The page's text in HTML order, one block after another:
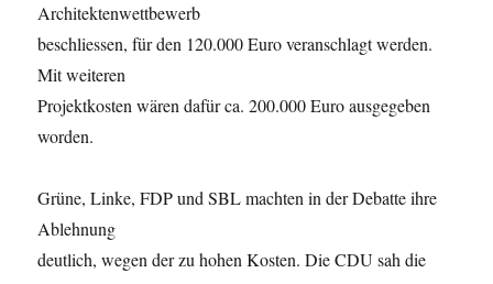
Architektenwettbewerb
beschliessen, für den 120.000 Euro veranschlagt werden.
Mit weiteren
Projektkosten wären dafür ca. 200.000 Euro ausgegeben
worden.
Grüne, Linke, FDP und SBL machten in der Debatte ihre
Ablehnung
deutlich, wegen der zu hohen Kosten. Die CDU sah die